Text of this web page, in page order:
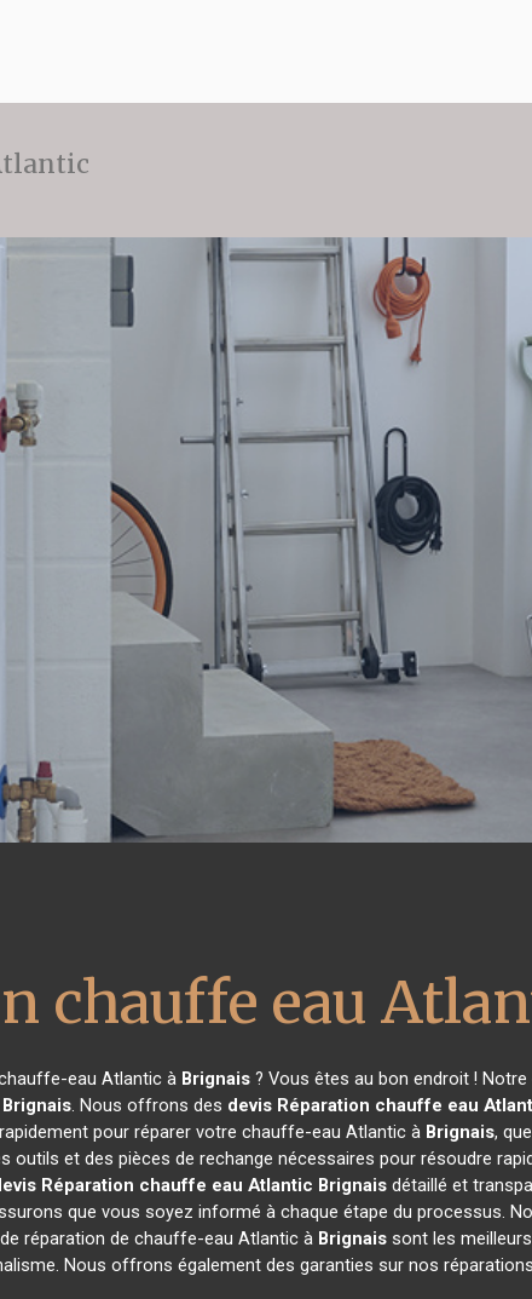
chauffe eau
eau Atlantic à Brignais? Vous êtes au bon endroit !
Brignais. Nous offrons des devis Réparation chauffe eau
pour réparer votre chauffe-eau Atlantic à Brignais,
outils et des pièces de rechange nécessaires pour résoudre
Réparation chauffe eau Atlantic Brignais détaillé et
que vous soyez informé à chaque étape du processus.
réparation de chauffe-eau Atlantic à Brignaissont les
Nous offrons également des garanties sur nos